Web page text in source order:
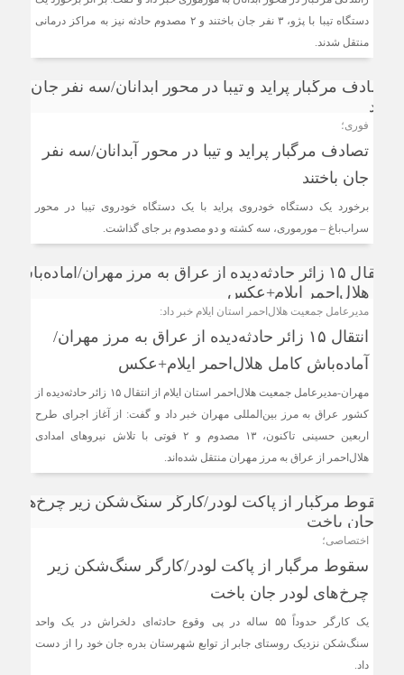
دستگاه تیبا با پژو، ۳ نفر جان باختند و ۲ مصدوم حادثه نیز به مراکز درمانی
منتقل شدند.
فوری؛
تصادف مرگبار پراید و تیبا در محور آبدانان/سه نفر
جان باختند
برخورد یک دستگاه خودروی پراید با یک دستگاه خودروی تیبا در محور
سراب‌باغ – مورموری، سه کشته و دو مصدوم بر جای گذاشت.
مدیرعامل جمعیت هلال‌احمر استان ایلام خبر داد:
انتقال ۱۵ زائر حادثه‌دیده از عراق به مرز مهران/
آماده‌باش کامل هلال‌احمر ایلام+عکس
مهران-مدیرعامل جمعیت هلال‌احمر استان ایلام از انتقال ۱۵ زائر حادثه‌دیده از
کشور عراق به مرز بین‌المللی مهران خبر داد و گفت: از آغاز اجرای طرح
اربعین حسینی تاکنون، ۱۳ مصدوم و ۲ فوتی با تلاش نیروهای امدادی
هلال‌احمر از عراق به مرز مهران منتقل شده‌اند.
اختصاصی؛
سقوط مرگبار از پاکت لودر/کارگر سنگ‌شکن زیر
چرخ‌های لودر جان باخت
یک کارگر حدوداً ۵۵ ساله در پی وقوع حادثه‌ای دلخراش در یک واحد
سنگ‌شکن نزدیک روستای جابر از توابع شهرستان بدره جان خود را از دست
داد.